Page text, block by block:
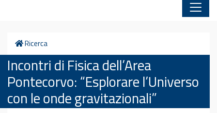
Home
Ricerca
Incontri di Fisica dell’Area
Pontecorvo: “Esplorare l’Universo
con le onde gravitazionali”